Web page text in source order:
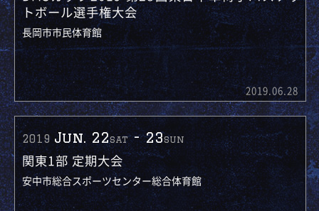
トボール選手権大会
長岡市市民体育館
2019.06.28
2019 Jun. 22sat-23sun
関東1部 定期大会
安中市総合スポーツセンター総合体育館